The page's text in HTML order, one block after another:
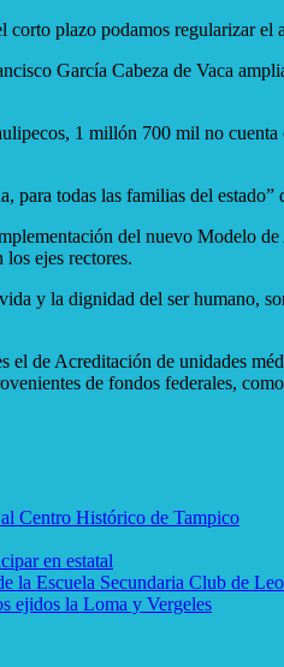
plazo podamos regularizar el
García Cabeza de Vaca
1 millón 700 mil no
para todas las familias del estado”
del nuevo Modelo
ejes rectores.
y la dignidad del ser humano,
de Acreditación de unidades
de fondos federales,
Centro Histórico de Tampico
en estatal
la Escuela Secundaria Club de
ejidos la Loma y Vergeles